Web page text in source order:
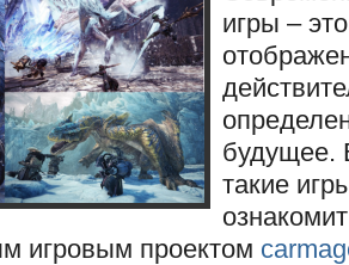
игры –
будущее.
такие
игровым проектом